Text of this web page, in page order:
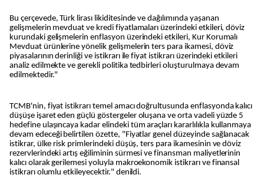
Bu çerçevede, Türk lirası likiditesinde ve dağılımında yaşanan
gelişmelerin mevduat ve kredi fiyatlamaları üzerindeki etkileri, döviz
kurundaki gelişmelerin enflasyon üzerindeki etkileri, Kur Korumalı
Mevduat ürünlerine yönelik gelişmelerin ters para ikamesi, döviz
piyasalarının derinliği ve istikrarı ile fiyat istikrarı üzerindeki etkileri
analiz edilmekte ve gerekli politika tedbirleri oluşturulmaya devam
edilmektedir."
TCMB'nin, fiyat istikrarı temel amacı doğrultusunda enflasyonda kalıcı
düşüşe işaret eden güçlü göstergeler oluşana ve orta vadeli yüzde 5
hedefine ulaşıncaya kadar elindeki tüm araçları kararlılıkla kullanmaya
devam edeceği belirtilen özette, "Fiyatlar genel düzeyinde sağlanacak
istikrar, ülke risk primlerindeki düşüş, ters para ikamesinin ve döviz
rezervlerindeki artış eğiliminin sürmesi ve finansman maliyetlerinin
kalıcı olarak gerilemesi yoluyla makroekonomik istikrarı ve finansal
istikrarı olumlu etkileyecektir." denildi.